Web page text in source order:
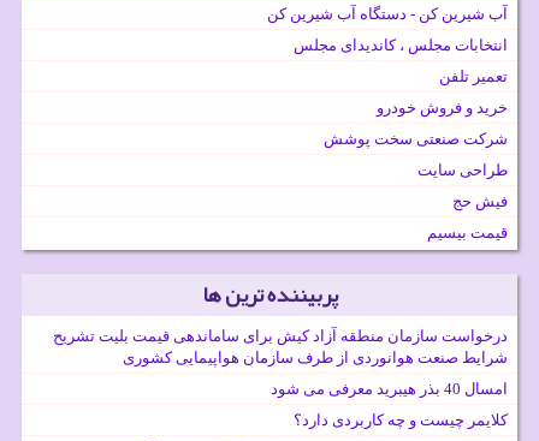
آب شیرین کن - دستگاه آب شیرین کن
انتخابات مجلس ، کاندیدای مجلس
تعمیر تلفن
خرید و فروش خودرو
شرکت صنعتی سخت پوشش
طراحی سایت
فیش حج
قیمت بیسیم
پربیننده ترین ها
درخواست سازمان منطقه آزاد کیش برای ساماندهی قیمت بلیت تشریح
شرایط صنعت هوانوردی از طرف سازمان هواپیمایی کشوری
امسال 40 بذر هیبرید معرفی می شود
کلایمر چیست و چه کاربردی دارد؟